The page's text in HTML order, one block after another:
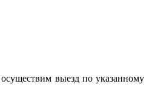
выезд по указанному